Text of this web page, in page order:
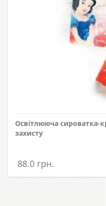
Освітлююча сироватка-
захисту
88.0 грн.